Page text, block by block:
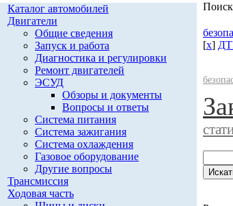
Каталог автомобилей
Двигатели
Общие сведения
Запуск и работа
Диагностика и регулировки
Ремонт двигателей
ЭСУД
Обзоры и документы
Вопросы и ответы
Система питания
Система зажигания
Система охлаждения
Газовое оборудование
Другие вопросы
Трансмиссия
Ходовая часть
Поиск
[x]